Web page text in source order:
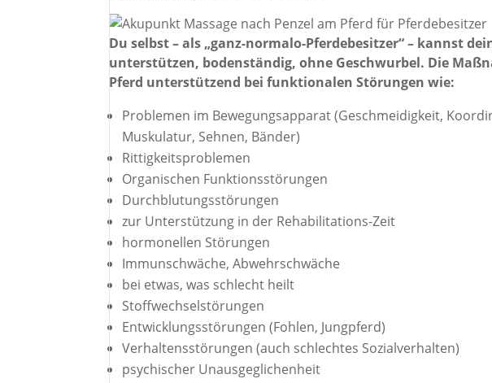
Du selbst – als „ganz-normalo-Pferdebesitzer“ – kannst
unterstützen, bodenständig, ohne Geschwurbel. Die
Pferd unterstützend bei funktionalen Störungen wie:
Problemen im Bewegungsapparat (Geschmeidigkeit,
Muskulatur, Sehnen, Bänder)
Rittigkeitsproblemen
Organischen Funktionsstörungen
Durchblutungsstörungen
zur Unterstützung in der Rehabilitations-Zeit
hormonellen Störungen
Immunschwäche, Abwehrschwäche
bei etwas, was schlecht heilt
Stoffwechselstörungen
Entwicklungsstörungen (Fohlen, Jungpferd)
Verhaltensstörungen (auch schlechtes Sozialverhalten)
psychischer Unausgeglichenheit